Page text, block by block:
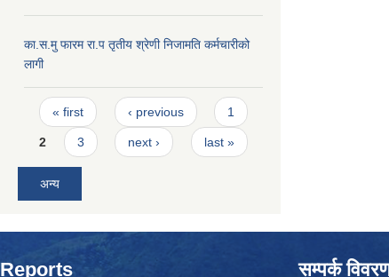
का.स.मु फारम रा.प तृतीय श्रेणी निजामति कर्मचारीको
लागी
Pages
« first ‹ previous 1
2 3 next › last »
अन्य
Reports सम्पर्क